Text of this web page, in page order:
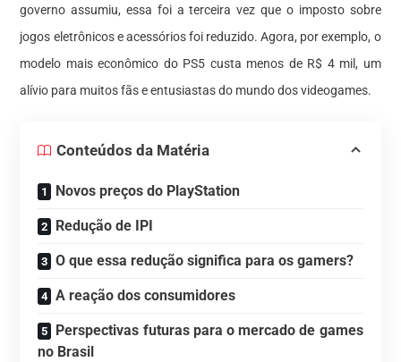
governo assumiu, essa foi a terceira vez que o imposto sobre
jogos eletrônicos e acessórios foi reduzido. Agora, por exemplo, o
modelo mais econômico do PS5 custa menos de R$ 4 mil, um
alívio para muitos fãs e entusiastas do mundo dos videogames.
Conteúdos da Matéria
Novos preços do PlayStation
Redução de IPI
O que essa redução significa para os gamers?
A reação dos consumidores
Perspectivas futuras para o mercado de games
no Brasil